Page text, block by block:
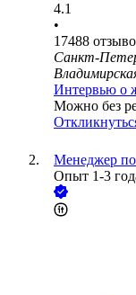
4.1
•
17488
Санкт-
Интервью о
Можно без
Менеджер
Опыт 1-3